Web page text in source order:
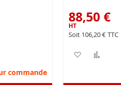
d’envie
commande
88,50 €
106,20 €
Ajouter à